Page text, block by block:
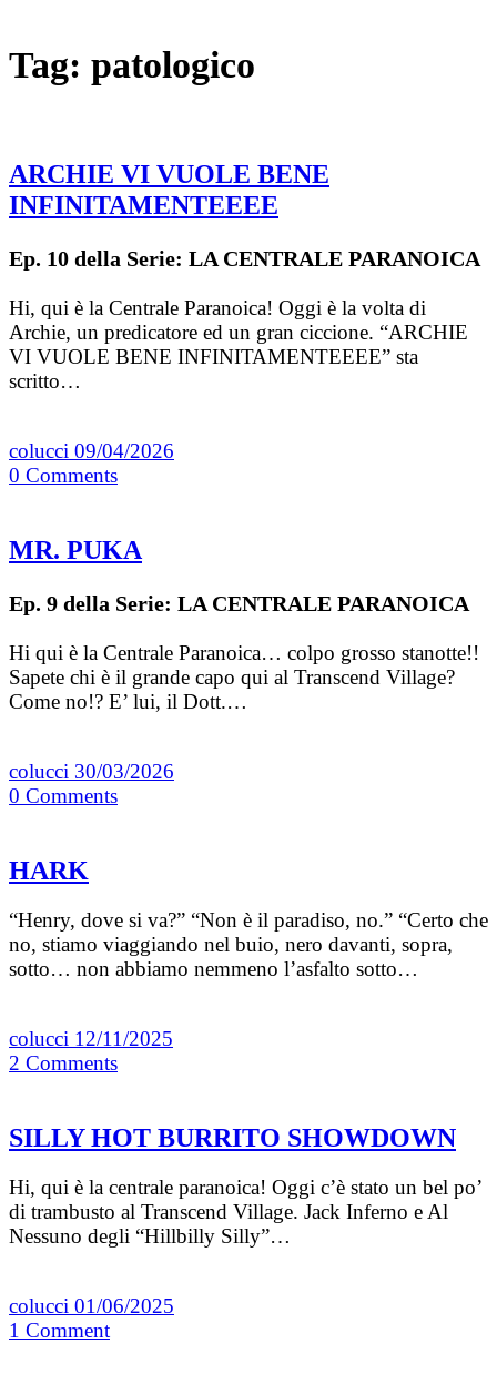
Tag: patologico
ARCHIE VI VUOLE BENE
INFINITAMENTEEEE
Ep. 10 della Serie: LA CENTRALE PARANOICA
Hi, qui è la Centrale Paranoica! Oggi è la volta di
Archie, un predicatore ed un gran ciccione. “ARCHIE
VI VUOLE BENE INFINITAMENTEEEE” sta
scritto…
colucci 09/04/2026
0 Comments
MR. PUKA
Ep. 9 della Serie: LA CENTRALE PARANOICA
Hi qui è la Centrale Paranoica… colpo grosso stanotte!!
Sapete chi è il grande capo qui al Transcend Village?
Come no!? E’ lui, il Dott.…
colucci 30/03/2026
0 Comments
HARK
“Henry, dove si va?” “Non è il paradiso, no.” “Certo che
no, stiamo viaggiando nel buio, nero davanti, sopra,
sotto… non abbiamo nemmeno l’asfalto sotto…
colucci 12/11/2025
2 Comments
SILLY HOT BURRITO SHOWDOWN
Hi, qui è la centrale paranoica! Oggi c’è stato un bel po’
di trambusto al Transcend Village. Jack Inferno e Al
Nessuno degli “Hillbilly Silly”…
colucci 01/06/2025
1 Comment